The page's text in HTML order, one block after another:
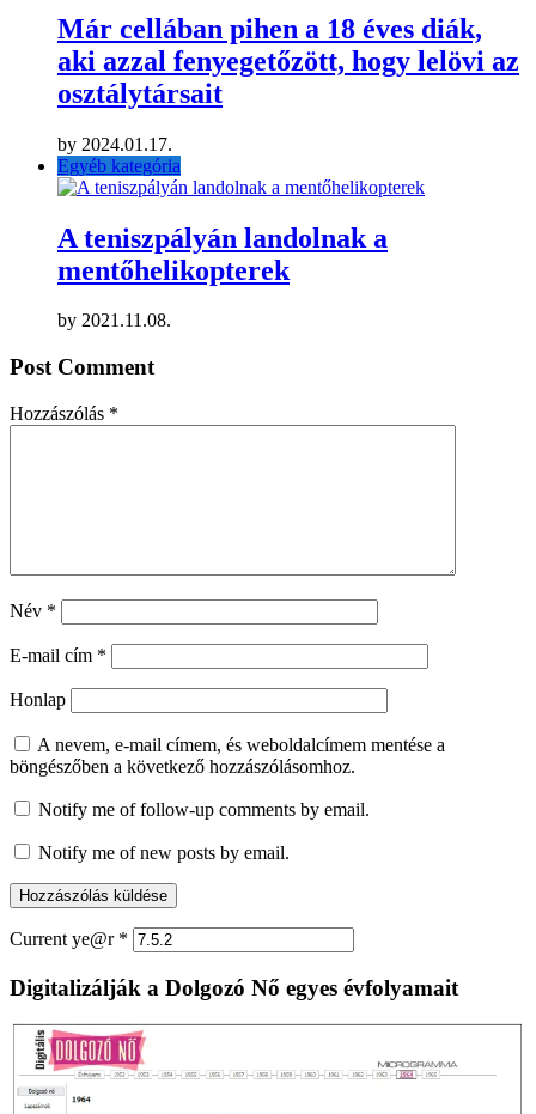
Digitalizált Dolgozó Nő
byhirkeresö 2024.11.05.
You Might Also Like
Ausztriában megkezdődtek a
parlamenti választások
Egyéb kategória
Már cellában pihen a 18 éves diák,
A teniszpályán landolnak a
mentőhelikopterek
by
Post Comment
Hozzászólás
Név*
E-mail cím*
Honlap